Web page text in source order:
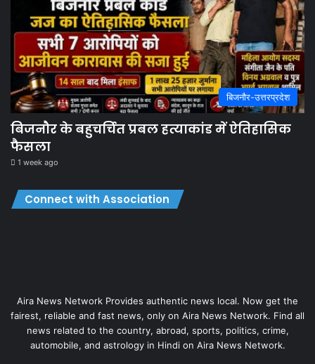
बिजनौर-उत्तरप्रदेश
बिजनौर के बहुचर्चित प्रबल हत्याकांड में ऐतिहासिक
फैसला
1 week ago
Connect with Association
Aira News Network Provides authentic news local. Now get the
fairest, reliable and fast news, only on Aira News Network. Find all
news related to the country, abroad, sports, politics, crime,
automobile, and astrology in Hindi on Aira News Network.